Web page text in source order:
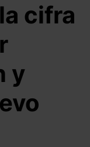
cifra
y